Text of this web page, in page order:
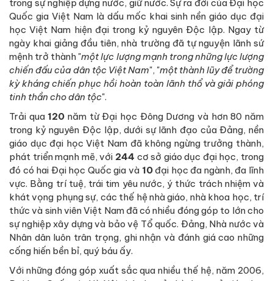
trong sự nghiệp dựng nước, giữ nước. Sự ra đời của Đại học
Quốc gia Việt Nam là dấu mốc khai sinh nền giáo dục đại
học Việt Nam hiện đại trong kỷ nguyên Độc lập. Ngay từ
ngày khai giảng đầu tiên, nhà trường đã tự nguyện lãnh sứ
mệnh trở thành "một lực lượng mạnh trong những lực lượng
chiến đấu của dân tộc Việt Nam", "một thành lũy để trường
kỳ kháng chiến phục hồi hoàn toàn lãnh thổ và giải phóng
tinh thần cho dân tộc".
Trải qua120 năm từ Đại học Đông Dương và hơn 80 năm
trong kỷ nguyên Độc lập, dưới sự lãnh đạo của Đảng, nền
giáo dục đại học Việt Nam đã không ngừng trưởng thành,
phát triển mạnh mẽ, với 244 cơ sở giáo dục đại học, trong
đó có hai Đại học Quốc gia và 10đại học đa ngành, đa lĩnh
vực. Bằng trí tuệ, trái tim yêu nước, ý thức trách nhiệm và
khát vọng phụng sự, các thế hệ nhà giáo, nhà khoa học, trí
thức và sinh viên Việt Nam đã có nhiều đóng góp to lớn cho
sự nghiệp xây dựng và bảo vệ Tổ quốc. Đảng, Nhà nước và
Nhân dân luôn trân trọng, ghi nhận và đánh giá cao những
cống hiến bền bỉ, quý báu ấy.
Với những đóng góp xuất sắc qua nhiều thế hệ, năm 2006,